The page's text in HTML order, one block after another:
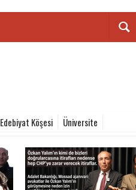
Edebiyat Köşesi Üniversite